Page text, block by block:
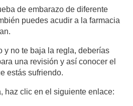
de embarazo de diferente
puedes acudir a la farmacia
y no te baja la regla, deberías
una revisión y así conocer el
estás sufriendo.
haz clic en el siguiente enlace: